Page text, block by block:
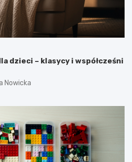
dzieci – klasycy i współcześni
Nowicka